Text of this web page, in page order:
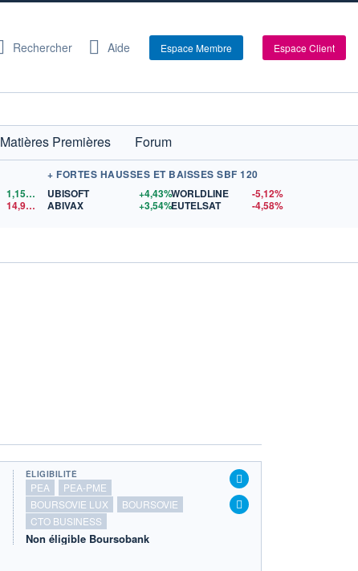
Rechercher Aide Espace Membre Espace Client
Matières Premières
Forum
1,1559
$US
14,90$US
+ FORTES HAUSSES ET BAISSES SBF 120
UBISOFT
+4,43%
ABIVAX
+3,54%
WORLDLINE
-5,12%
EUTELSAT
-4,58%
ÉLIGIBILITÉ
PEA
PEA-PME
BOURSOVIE LUX
BOURSOVIE
CTO BUSINESS
Non éligible Boursobank